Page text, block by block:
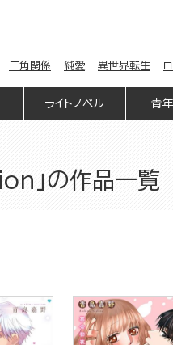
三角関係 純愛 異世界転生
ライトノベル 青
」の作品一覧